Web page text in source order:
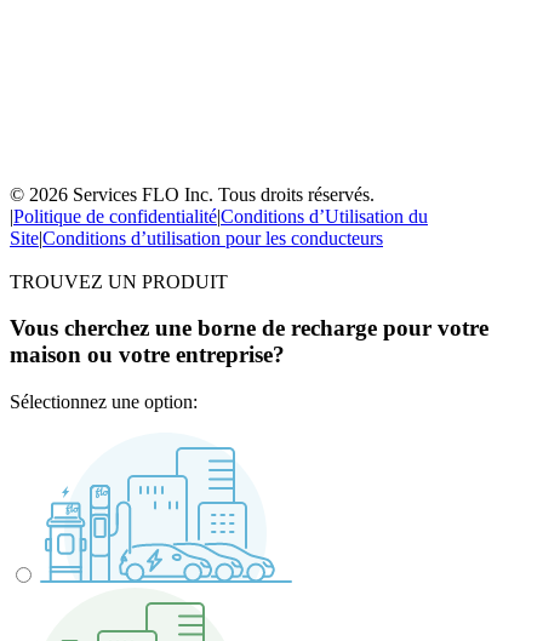
© 2026 Services FLO Inc. Tous droits réservés.
|Politique de confidentialité|Conditions d’Utilisation du
Site|Conditions d’utilisation pour les conducteurs
TROUVEZ UN PRODUIT
Vous cherchez une borne de recharge pour votre
maison ou votre entreprise?
Sélectionnez une option: